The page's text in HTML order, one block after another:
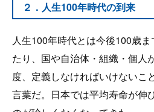
２．人生100年時代の到来
人生100年時代とは今後100歳
たり、国や自治体・組織・個人
度、定義しなければいけないこ
言葉だ。日本では平均寿命が伸